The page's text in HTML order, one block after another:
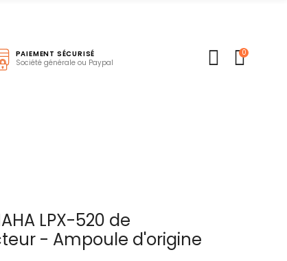
PAIEMENT SÉCURISÉ
Société générale ou Paypal
0
LPX-520 de
- Ampoule d'origine